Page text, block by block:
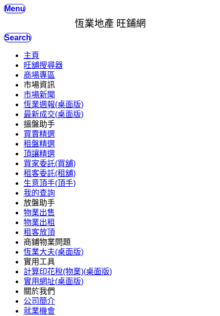
Menu
恆業地產 旺鋪網
Search
主頁
旺舖搜尋器
商場專區
市場資訊
市場新聞
恆業週報(桌面版)
最新成交(桌面版)
搵盤助手
買賣精選
租盤精選
頂讓精選
買家委託(買舖)
租客委託(租舖)
生意頂手(頂手)
我的查詢
放盤助手
物業出售
物業出租
租客放頂
商鋪物業問題
恆業大夫(桌面版)
實用工具
計算印花稅(物業)(桌面版)
實用網址(桌面版)
關於我們
公司簡介
就業機會